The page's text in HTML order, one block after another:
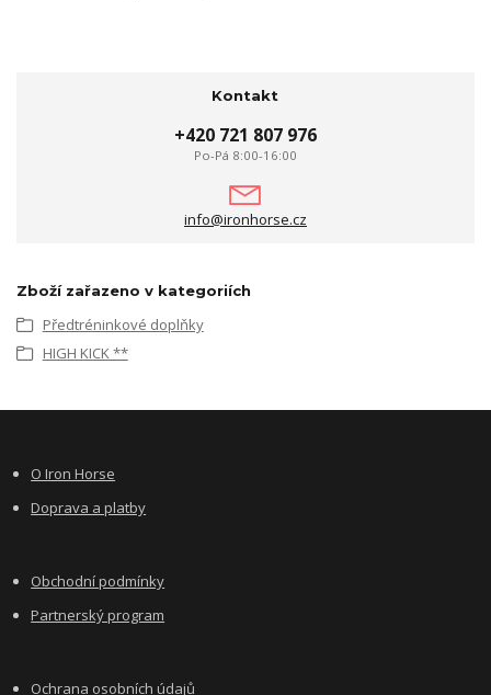
Kontakt
+420 721 807 976
Po-Pá 8:00-16:00
info@ironhorse.cz
Zboží zařazeno v kategoriích
Předtréninkové doplňky
HIGH KICK **
O Iron Horse
Doprava a platby
Obchodní podmínky
Partnerský program
Ochrana osobních údajů